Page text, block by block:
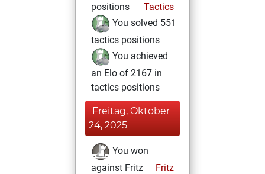
positions
Tactics
You solved 551
tactics positions
You achieved
an Elo of 2167 in
tactics positions
Freitag, Oktober
24, 2025
You won
against Fritz
Fritz